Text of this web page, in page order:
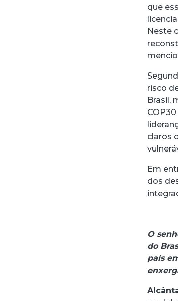
que
Neste
risco
Brasil,
claros
Em
dos
O
do
país